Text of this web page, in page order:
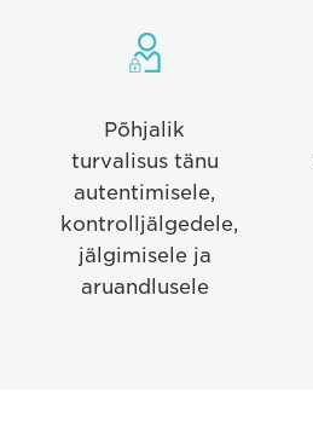
Comprehensive
security
audit
trails,
tracking
and
reporting
Põhjalik
turvalisus tänu
autentimisele,
kontrolljälgedele,
jälgimisele ja
aruandlusele